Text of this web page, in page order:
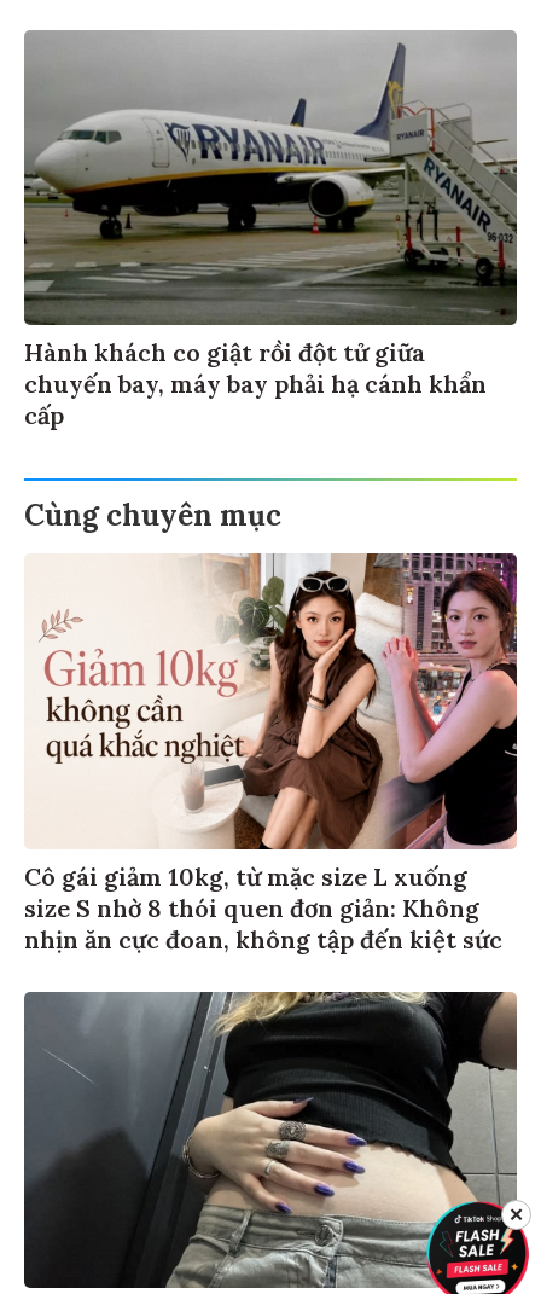
Hành khách co giật rồi đột tử giữa
chuyến bay, máy bay phải hạ cánh khẩn
cấp
Cùng chuyên mục
Cô gái giảm 10kg, từ mặc size L xuống
size S nhờ 8 thói quen đơn giản: Không
nhịn ăn cực đoan, không tập đến kiệt sức
✕